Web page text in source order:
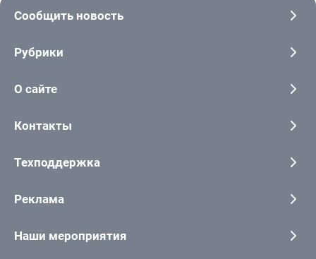
Сообщить новость
Рубрики
О сайте
Контакты
Техподдержка
Реклама
Наши мероприятия